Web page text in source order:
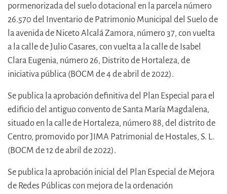
pormenorizada del suelo dotacional en la parcela número
26.570 del Inventario de Patrimonio Municipal del Suelo de
la avenida de Niceto Alcalá Zamora, número 37, con vuelta
a la calle de Julio Casares, con vuelta a la calle de Isabel
Clara Eugenia, número 26, Distrito de Hortaleza, de
iniciativa pública (BOCM de 4 de abril de 2022).
Se publica la aprobación definitiva del Plan Especial para el
edificio del antiguo convento de Santa María Magdalena,
situado en la calle de Hortaleza, número 88, del distrito de
Centro, promovido por JIMA Patrimonial de Hostales, S. L.
(BOCM de 12 de abril de 2022).
Se publica la aprobación inicial del Plan Especial de Mejora
de Redes Públicas con mejora de la ordenación